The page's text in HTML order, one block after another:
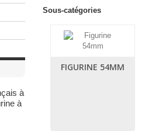
à
à
Sous-catégories
FIGURINE 54MM